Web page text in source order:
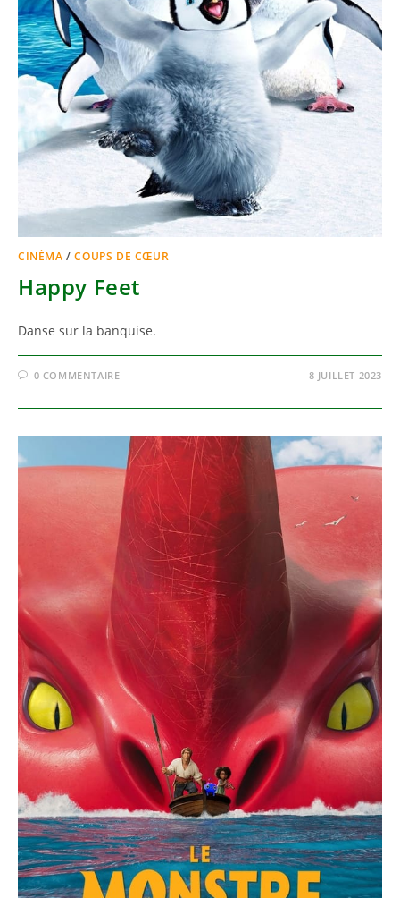
CINÉMA /COUPS DE CŒUR
Happy Feet
Danse sur la banquise.
0 COMMENTAIRE 8 JUILLET 2023